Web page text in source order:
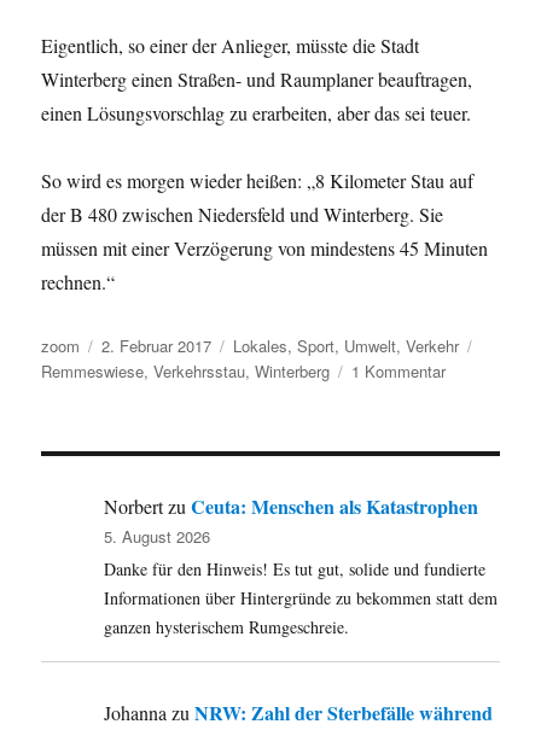
Eigentlich, so einer der Anlieger, müsste die Stadt
Winterberg einen Straßen- und Raumplaner beauftragen,
einen Lösungsvorschlag zu erarbeiten, aber das sei teuer.
So wird es morgen wieder heißen: „8 Kilometer Stau auf
der B 480 zwischen Niedersfeld und Winterberg. Sie
müssen mit einer Verzögerung von mindestens 45 Minuten
rechnen.“
Autor
zoom
Veröffentlicht
am
2. Februar 2017 Kategorien
Lokales,Sport, Umwelt,Verkehr
Remmeswiese,Verkehrsstau,Winterberg 1 Kommentarzu
in
gestern
nach
NorbertzuCeuta: Menschen als Katastrophen
5. August 2026
Danke für den Hinweis! Es tut gut, solide und fundierte
Informationen über Hintergründe zu bekommen statt dem
ganzen hysterischem Rumgeschreie.
Johanna zuNRW: Zahl der Sterbefälle während